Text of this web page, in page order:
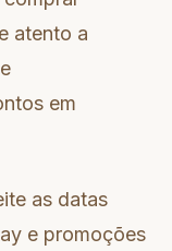
atento a
em
as datas
e promoções